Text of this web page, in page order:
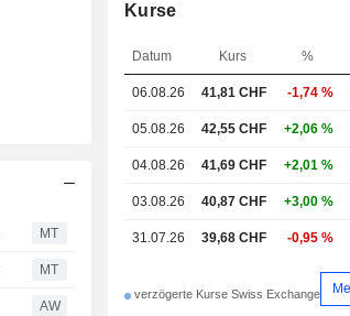
MT
MT
AW
Kurse
Datum Kurs %
06.08.26 41,81 CHF -1,74 %
05.08.26 42,55 CHF +2,06 %
04.08.26 41,69 CHF +2,01 %
03.08.26 40,87 CHF +3,00 %
31.07.26 39,68 CHF -0,95 %
verzögerte Kurse Swiss Exchange